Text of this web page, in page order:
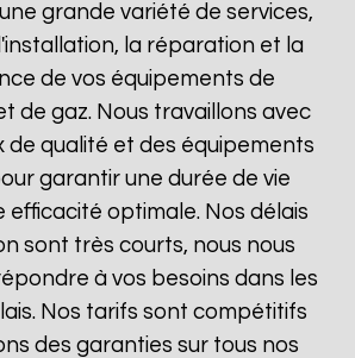
grande variété de services,
la réparation et la
de vos équipements de
de gaz. Nous travaillons avec
de qualité et des équipements
garantir une durée de vie
efficacité optimale. Nos délais
sont très courts, nous nous
à vos besoins dans les
Nos tarifs sont compétitifs
des garanties sur tous nos